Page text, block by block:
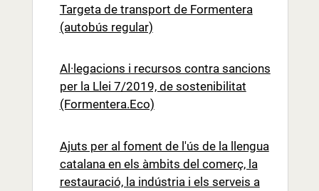
Targeta de transport de Formentera
(autobús regular)
Al·legacions i recursos contra sancions
per la Llei 7/2019, de sostenibilitat
(Formentera.Eco)
Ajuts per al foment de l'ús de la llengua
catalana en els àmbits del comerç, la
restauració, la indústria i els serveis a